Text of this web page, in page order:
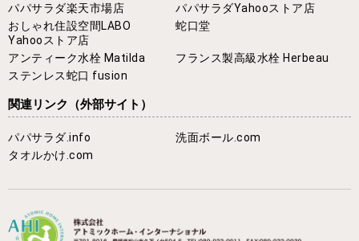
パパサラダ楽天市場店
パパサラダYahooストア店
おしゃれ住設空間LABO
Yahooストア店
蛇口堂
アンティーク水栓 Matilda
フランス製高級水栓 Herbeau
ステンレス蛇口 fusion
関連リンク （外部サイト）
パパサラダ.info
洗面ボール.com
タオルかけ.com